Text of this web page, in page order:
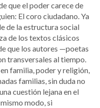
que el poder carece de
El coro ciudadano. Ya
de la estructura social
de los textos clásicos
que los autores —poetas
transversales al tiempo.
familia, poder y religión,
familias, sin duda no
cuestión lejana en el
modo, si